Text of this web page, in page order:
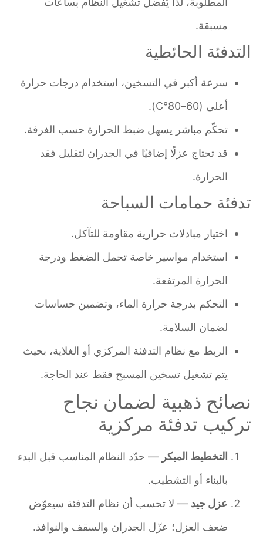
مسبقة.
التدفئة الحائطية
سرعة أكبر في التسخين، استخدام درجات حرارة
أعلى (60–80°C).
تحكّم مباشر يسهل ضبط الحرارة حسب الغرفة.
قد تحتاج عزلًا إضافيًا في الجدران لتقليل فقد
الحرارة.
تدفئة حمامات السباحة
اختيار مبادلات حرارية مقاومة للتآكل.
استخدام مواسير خاصة تحمل الضغط ودرجة
الحرارة المرتفعة.
التحكم بدرجة حرارة الماء، وتضمين حساسات
لضمان السلامة.
الربط مع نظام التدفئة المركزي أو الغلاية، بحيث
يتم تشغيل تسخين المسبح فقط عند الحاجة.
نصائح ذهبية لضمان نجاح
تركيب تدفئة مركزية
التخطيط المبكر— حدّد النظام المناسب قبل البدء
بالبناء أو التشطيب.
عزل جيد— لا تحسب أن نظام التدفئة سيعوّض
ضعف العزل؛ عزّل الجدران والسقف والنوافذ.